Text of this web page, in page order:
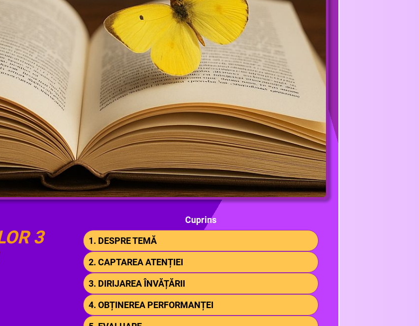
3
Cuprins
1. DESPRE TEMĂ
2. CAPTAREA ATENȚIEI
3. DIRIJAREA ÎNVĂȚĂRII
4. OBȚINEREA PERFORMANȚEI